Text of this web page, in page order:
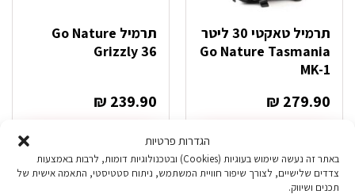
הגדרות פרטיות
באתר זה נעשה שימוש בעוגיות (Cookies) ובטכנולוגיות דומות, לרבות באמצעות
צדדים שלישיים, לצורך שיפור חוויית המשתמש, ניתוח סטטיסטי, התאמה אישית של
תכנים ושיווק.
תרמיל טאקטי 30 ליטר
Go Nature Tasmania
MK-1
₪ 279.90
למוצר
זה
יש
תרמיל Go Nature
Grizzly 36
₪ 239.90
למוצר
זה